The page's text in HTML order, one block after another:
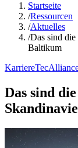
Startseite
/Ressourcen
/Aktuelles
/Das sind
Baltikum
Karriere
Das sind